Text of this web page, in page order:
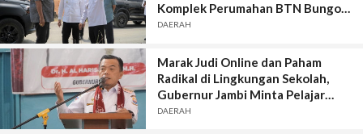
Komplek Perumahan BTN Bungo
Green City Harus Sejalan
DAERAH
Marak Judi Online dan Paham
Radikal di Lingkungan Sekolah,
Gubernur Jambi Minta Pelajar
Bentengi Diri
DAERAH